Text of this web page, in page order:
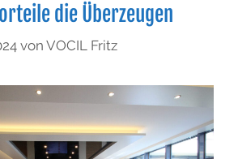
die Überzeugen
von VOCIL Fritz